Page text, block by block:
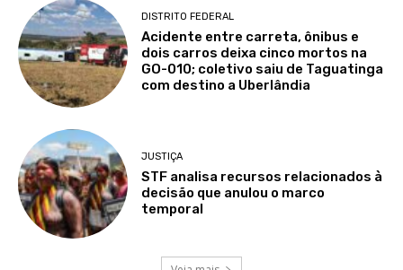
DISTRITO FEDERAL
Acidente entre carreta, ônibus e
dois carros deixa cinco mortos na
GO-010; coletivo saiu de Taguatinga
com destino a Uberlândia
JUSTIÇA
STF analisa recursos relacionados à
decisão que anulou o marco
temporal